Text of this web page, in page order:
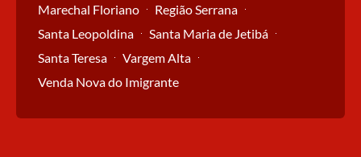
Marechal Floriano
Região Serrana
Santa Leopoldina
Santa Maria de Jetibá
Santa Teresa
Vargem Alta
Venda Nova do Imigrante